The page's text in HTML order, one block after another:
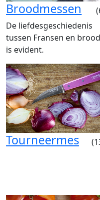
Broodmessen
De liefdesgeschiedenis
tussen Fransen en brood
is evident.
Tourneermes